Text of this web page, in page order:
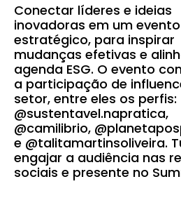
Conectar líderes e ideias
inovadoras em um evento
estratégico, para inspirar
mudanças efetivas e
agenda ESG. O evento
a participação de
setor, entre eles os perfis:
@sustentavel.napratica,
@camilibrio,
e @talitamartinsoliveira.
engajar a audiência nas
sociais e presente no